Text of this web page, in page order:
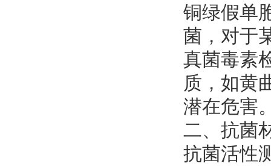
铜绿假单
菌，对于
真菌毒素
质，如黄
潜在危害
二、抗菌
抗菌活性